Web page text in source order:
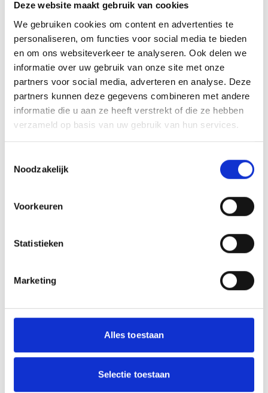
Deze website maakt gebruik van cookies
We gebruiken cookies om content en advertenties te
personaliseren, om functies voor social media te bieden
en om ons websiteverkeer te analyseren. Ook delen we
informatie over uw gebruik van onze site met onze
partners voor social media, adverteren en analyse. Deze
partners kunnen deze gegevens combineren met andere
informatie die u aan ze heeft verstrekt of die ze hebben
verzameld op basis van uw gebruik van hun services.
Noodzakelijk
Voorkeuren
Statistieken
Marketing
Alles toestaan
Selectie toestaan
van feedback. En vooral voor: bereidheid. NTI NLP,
awaken your full potential.
Jouw reactie
Word je blij van bovenstaande? Dan worden wij vast blij
van jou! We zien heel graag je
sollicitatie tegemoet. Stuur je motivatie met cv met foto
naarhr@ntinlp.nlo.v.v. vacature Online Marketeer en
Communicatie stage
Ondersteuning voor jouw levensproces.
Veel meer dan alleen NLP.
NTI NLP, het Nederlands Trainingsinstituut voor
Neurolinguïstisch Programmeren, is een plek voor
ontwikkeling, verdieping en thuiskomen bij jezelf. Wij
gaan ervan uit dat iedereen perfect is zoals hij is, met